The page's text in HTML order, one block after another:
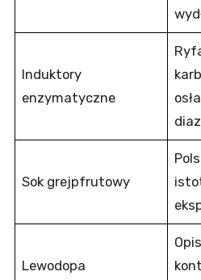
Induktory
enzymatyczne
Sok grejpfrutowy
Lewodopa